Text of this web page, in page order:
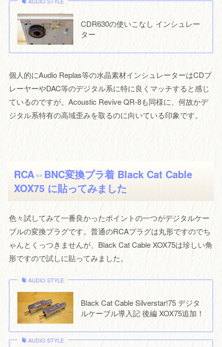
CDR630の使いこなし インシュレー
ター
個人的にAudio Replas等の水晶素材インシュレーターはCDプ
レーヤーやDAC等のデジタル系に特に良くマッチすると感じ
ているのですが。Acoustic Revive QR-8も同様に、何故かデ
ジタル系特有の高域歪みを取るのに向いている印象です。
RCA⇔BNC変換プラ着 Black Cat Cable
XOX75 に貼ってみました
色々試してみて一番良かったポイントの一つがデジタルケー
ブルの変換プラグです。普通のRCAプラグは丸形ですのでち
ゃんとくっつきませんが、Black Cat Cable XOX75は珍しい角
形ですので試しに貼ってみました。
AUDIO STYLE
Black Cat Cable Silverstar!75 デジタ
ルケーブル導入記 後編 XOX75追加！
AUDIO STYLE